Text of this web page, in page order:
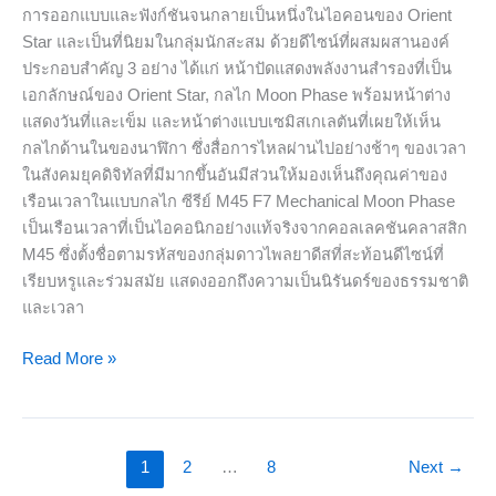
การออกแบบและฟังก์ชันจนกลายเป็นหนึ่งในไอคอนของ Orient
Star และเป็นที่นิยมในกลุ่มนักสะสม ด้วยดีไซน์ที่ผสมผสานองค์
ประกอบสำคัญ 3 อย่าง ได้แก่ หน้าปัดแสดงพลังงานสำรองที่เป็น
เอกลักษณ์ของ Orient Star, กลไก Moon Phase พร้อมหน้าต่าง
แสดงวันที่และเข็ม และหน้าต่างแบบเซมิสเกเลตันที่เผยให้เห็น
กลไกด้านในของนาฬิกา ซึ่งสื่อการไหลผ่านไปอย่างช้าๆ ของเวลา
ในสังคมยุคดิจิทัลที่มีมากขึ้นอันมีส่วนให้มองเห็นถึงคุณค่าของ
เรือนเวลาในแบบกลไก ซีรีย์ M45 F7 Mechanical Moon Phase
เป็นเรือนเวลาที่เป็นไอคอนิกอย่างแท้จริงจากคอลเลคชันคลาสสิก
M45 ซึ่งตั้งชื่อตามรหัสของกลุ่มดาวไพลยาดีสที่สะท้อนดีไซน์ที่
เรียบหรูและร่วมสมัย แสดงออกถึงความเป็นนิรันดร์ของธรรมชาติ
และเวลา
Read More »
1 2 … 8 Next →